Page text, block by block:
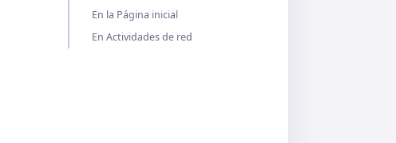
En la Página inicial
En Actividades de red